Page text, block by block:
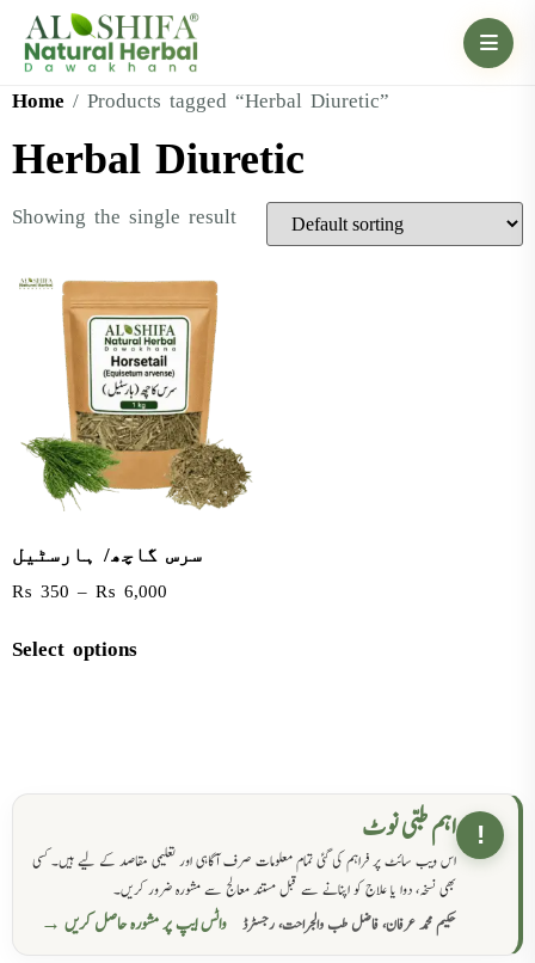
Home / Products tagged “Herbal Diuretic”
Herbal Diuretic
Showing the single result
سرس گاچھ/ ہارسٹیل
₨ 350 – ₨ 6,000
Select options
! اہم طبی نوٹ
اس ویب سائٹ پر فراہم کی گئی تمام معلومات صرف آگاہی اور تعلیمی مقاصد کے لیے ہیں۔ کسی
بھی نسخہ، دوا یا علاج کو اپنانے سے قبل مستند معالج سے مشورہ ضرور کریں۔
حکیم محمد عرفان، فاضل طب والجراحت، رجسٹرڈ
واٹس ایپ پر مشورہ حاصل کریں →